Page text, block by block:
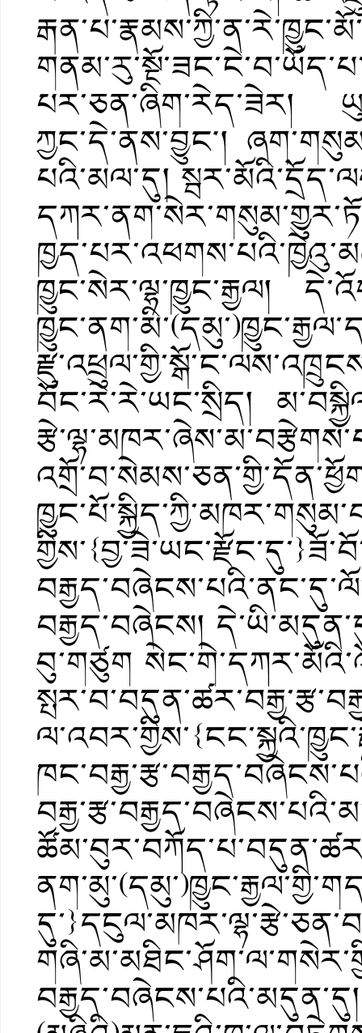
པར་ཅན་ཞིག་རེད་ཟེར།
ཀྱང་དེ་ནས་བྱུང༌།
པའི་མལ་དུ།
ཁྱུང་སེར་ལྷ་ཁྱུང་རྒྱལ།
བོང་རེ་རེ་ཡང་སྲིད།
བརྒྱད་བཞེངས།
བུ་གཙུག